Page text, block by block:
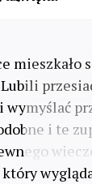
mieszkało
Lubili
i te